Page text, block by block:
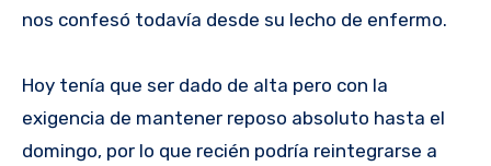
nos confesó todavía desde su lecho de enfermo.
Hoy tenía que ser dado de alta pero con la
exigencia de mantener reposo absoluto hasta el
domingo, por lo que recién podría reintegrarse a